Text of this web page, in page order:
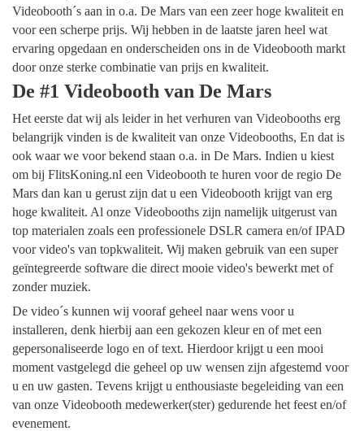
Videobooth´s aan in o.a. De Mars van een zeer hoge kwaliteit en
voor een scherpe prijs. Wij hebben in de laatste jaren heel wat
ervaring opgedaan en onderscheiden ons in de Videobooth markt
door onze sterke combinatie van prijs en kwaliteit.
De #1 Videobooth van De Mars
Het eerste dat wij als leider in het verhuren van Videobooths erg
belangrijk vinden is de kwaliteit van onze Videobooths, En dat is
ook waar we voor bekend staan o.a. in De Mars. Indien u kiest
om bij FlitsKoning.nl een Videobooth te huren voor de regio De
Mars dan kan u gerust zijn dat u een Videobooth krijgt van erg
hoge kwaliteit. Al onze Videobooths zijn namelijk uitgerust van
top materialen zoals een professionele DSLR camera en/of IPAD
voor video's van topkwaliteit. Wij maken gebruik van een super
geïntegreerde software die direct mooie video's bewerkt met of
zonder muziek.
De video´s kunnen wij vooraf geheel naar wens voor u
installeren, denk hierbij aan een gekozen kleur en of met een
gepersonaliseerde logo en of text. Hierdoor krijgt u een mooi
moment vastgelegd die geheel op uw wensen zijn afgestemd voor
u en uw gasten. Tevens krijgt u enthousiaste begeleiding van een
van onze Videobooth medewerker(ster) gedurende het feest en/of
evenement.